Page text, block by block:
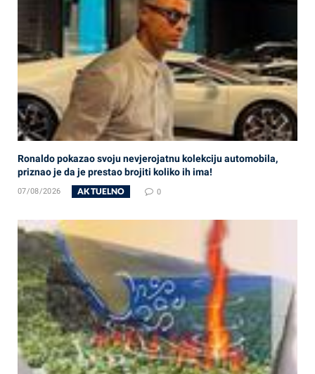
Ronaldo pokazao svoju nevjerojatnu kolekciju automobila,
priznao je da je prestao brojiti koliko ih ima!
07/08/2026 AKTUELNO 0